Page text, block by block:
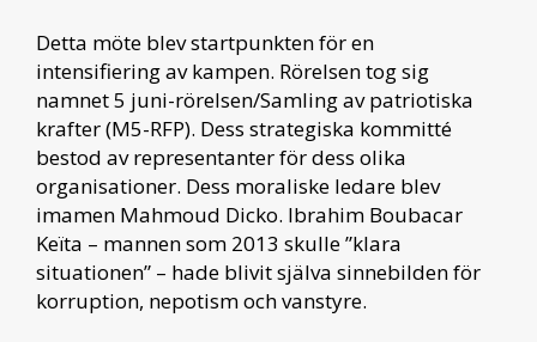
Detta möte blev startpunkten för en
intensifiering av kampen. Rörelsen tog sig
namnet 5 juni-rörelsen/Samling av patriotiska
krafter (M5-RFP). Dess strategiska kommitté
bestod av representanter för dess olika
organisationer. Dess moraliske ledare blev
imamen Mahmoud Dicko. Ibrahim Boubacar
Keïta – mannen som 2013 skulle ”klara
situationen” – hade blivit själva sinnebilden för
korruption, nepotism och vanstyre.